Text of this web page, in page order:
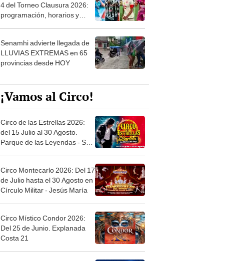
4 del Torneo Clausura 2026:
programación, horarios y
Senamhi advierte llegada de
LLUVIAS EXTREMAS en 65
provincias desde HOY
¡Vamos al Circo!
Circo de las Estrellas 2026:
del 15 Julio al 30 Agosto.
Parque de las Leyendas - San
Circo Montecarlo 2026: Del 17
de Julio hasta el 30 Agosto en
Círculo Militar - Jesús María
Circo Místico Condor 2026:
Del 25 de Junio. Explanada
Costa 21